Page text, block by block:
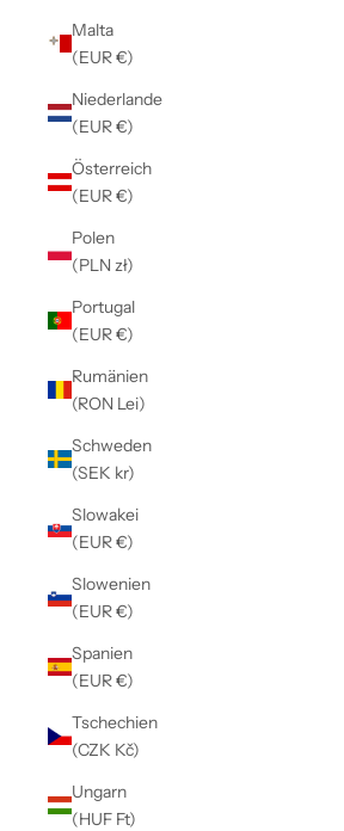
Malta
(EUR €)
Niederlande
(EUR €)
Österreich
(EUR €)
Polen
(PLN zł)
Portugal
(EUR €)
Rumänien
(RON Lei)
Schweden
(SEK kr)
Slowakei
(EUR €)
Slowenien
(EUR €)
Spanien
(EUR €)
Tschechien
(CZK Kč)
Ungarn
(HUF Ft)